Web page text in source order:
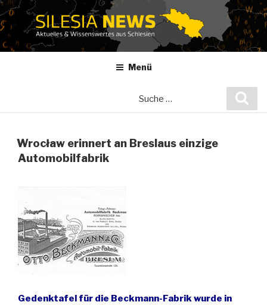
Zum
Inhalt
springen
Menü
Wrocław erinnert an Breslaus einzige
Automobilfabrik
Gedenktafel für die Beckmann-Fabrik wurde in